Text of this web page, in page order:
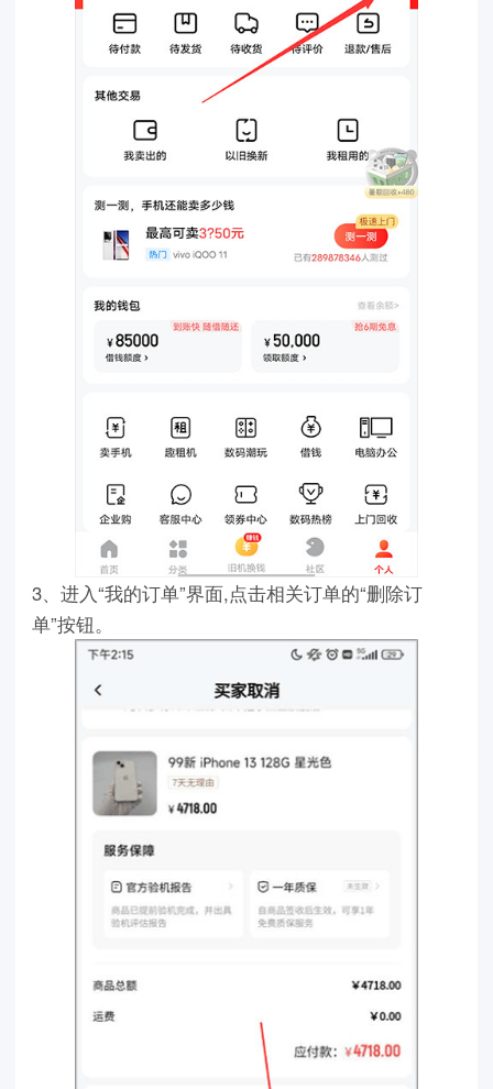
3、进入“我的订单”界面,点击相关订单的“删除订
单”按钮。